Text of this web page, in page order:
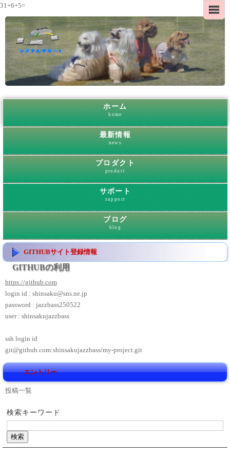
31+6+5=
ホーム
home
最新情報
news
プロダクト
product
サポート
support
ブログ
blog
GITHUBサイト登録情報
GITHUBの利用
https://github.com
login id : shinsaku@sns.ne.jp
password : jazzbass250522
user : shinsakujazzbass
ssh login id
git@github.com:shinsakujazzbass/my-project.git
エントリー
投稿一覧
検索キーワード